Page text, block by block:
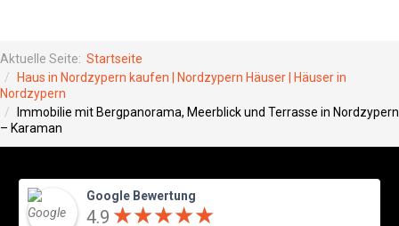
Aktuelle Seite: Startseite
Haus in Nordzypern kaufen | Nordzypern Häuser | Häuser in
Nordzypern
Immobilie mit Bergpanorama, Meerblick und Terrasse in Nordzypern
– Karaman
Google Bewertung
4.9 ★★★★★
★★★★★